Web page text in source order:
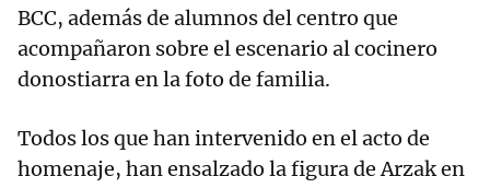
BCC, además de alumnos del centro que
acompañaron sobre el escenario al cocinero
donostiarra en la foto de familia.
Todos los que han intervenido en el acto de
homenaje, han ensalzado la figura de Arzak en